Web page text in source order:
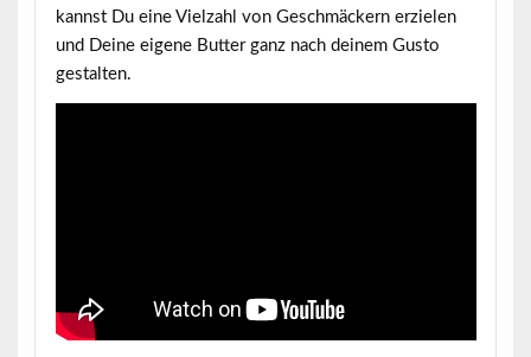
kannst Du eine Vielzahl von Geschmäckern erzielen
und Deine eigene Butter ganz nach deinem Gusto
gestalten.